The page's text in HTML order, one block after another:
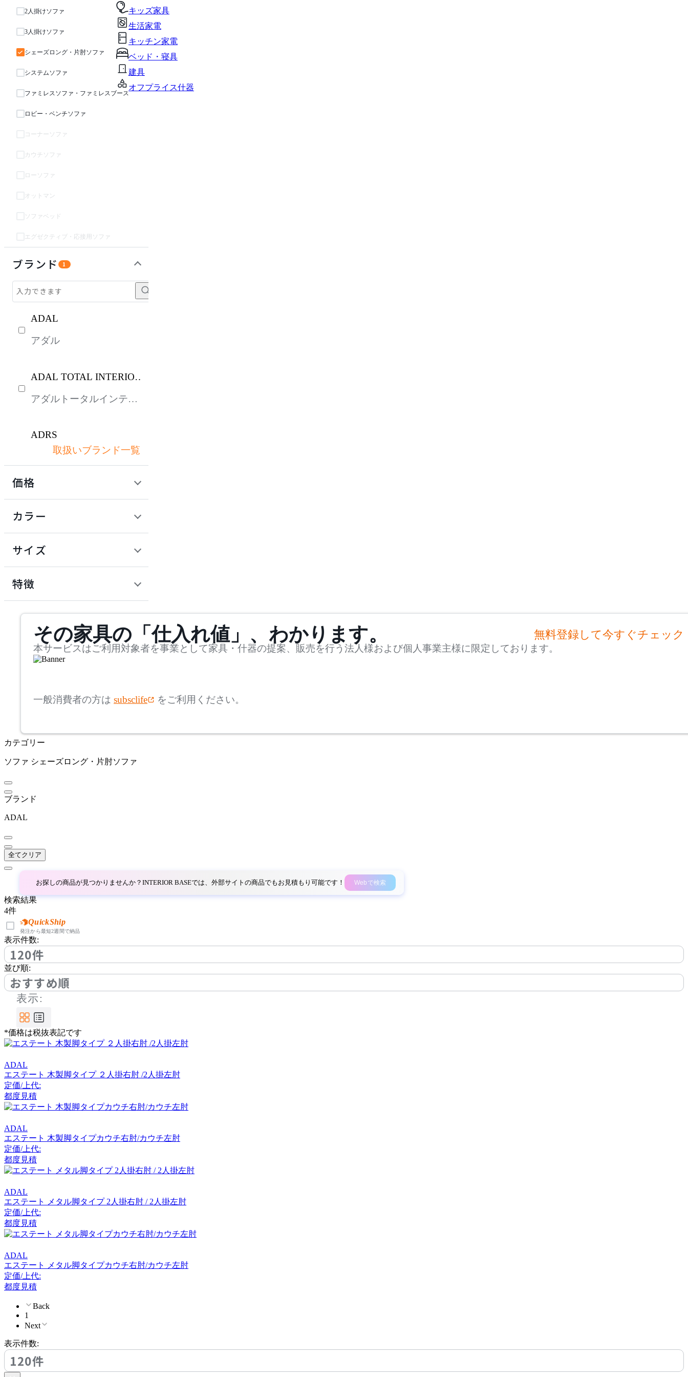
キッズ家具
生活家電
キッチン家電
ベッド・寝具
建具
オフプライス什器
2人掛けソファ
3人掛けソファ
シェーズロング・片肘ソファ
システムソファ
ファミレスソファ・ファミレスブース
ロビー・ベンチソファ
コーナーソファ
カウチソファ
ローソファ
オットマン
ソファベッド
エグゼクティブ・応接用ソファ
ブランド 1
ADAL
アダル
ADAL TOTAL INTERIOR
アダルトータルインテリ
ADRS
アドレス
アリアケ
ARUNAi
アズマヤ
ボーコンセプト
コロン
カンディハウス
CRUSH CRASH PROJECT
クラッシュクラッシュプ
ロジェクト
FIS
エフアイエス
Fumi
フミ
HIDA
ヒダ
HIRATA CHAIR COLLEC
TION
ヒラタチェアーコレクシ
ョン
ホームデイ
イデー
KAWAJUN
カワジュン
KOKOROISHI
取扱いブランド一覧
価格
カラー
サイズ
mm
検索
~
~
座面高
検索
~
特徴
その家具の「仕入れ値」、わかります。 無料登録して今すぐチェック
本サービスはご利用対象者を事業として家具・什器の提案、販売を行う法人様および個人事業主様に限定しております。
一般消費者の方は subsclife をご利用ください。
カテゴリー
ソファ シェーズロング・片肘ソファ
ブランド
ADAL
全てクリア
お探しの商品が見つかりませんか？INTERIOR BASEでは、外部サイトの商品でもお見積もり可能です！ Webで検索
検索結果
4件
QuickShip
発注から最短2週間で納品
表示件数:
120件
並び順:
おすすめ順
表示:
*価格は税抜表記です
ADAL
エステート 木製脚タイプ ２人掛右肘 /2人掛左肘
定価/上代:
都度見積
ADAL
エステート 木製脚タイプカウチ右肘/カウチ左肘
定価/上代:
都度見積
ADAL
エステート メタル脚タイプ 2人掛右肘 / 2人掛左肘
定価/上代:
都度見積
ADAL
エステート メタル脚タイプカウチ右肘/カウチ左肘
定価/上代:
都度見積
Back
1
Next
表示件数:
120件